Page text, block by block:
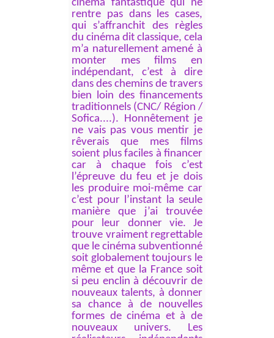
cinéma fantastique qui ne
rentre pas dans les cases,
qui s’affranchit des règles
du cinéma dit classique, cela
m’a naturellement amené à
monter mes films en
indépendant, c’est à dire
dans des chemins de travers
bien loin des financements
traditionnels (CNC/ Région /
Sofica....). Honnêtement je
ne vais pas vous mentir je
rêverais que mes films
soient plus faciles à financer
car à chaque fois c’est
l’épreuve du feu et je dois
les produire moi-même car
c’est pour l’instant la seule
manière que j’ai trouvée
pour leur donner vie. Je
trouve vraiment regrettable
que le cinéma subventionné
soit globalement toujours le
même et que la France soit
si peu enclin à découvrir de
nouveaux talents, à donner
sa chance à de nouvelles
formes de cinéma et à de
nouveaux univers. Les